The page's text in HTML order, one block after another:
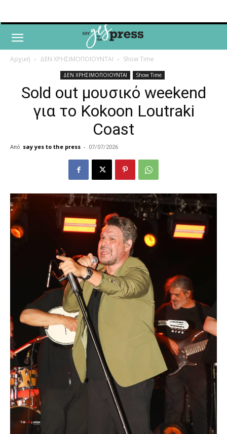
Αρχική ΔΕΝ ΧΡΗΣΙΜΟΠΟΙΟΥΝΤΑΙ Show Time
ΔΕΝ ΧΡΗΣΙΜΟΠΟΙΟΥΝΤΑΙ Show Time
Sold out μουσικό weekend
για το Kokoon Loutraki
Coast
Από say yes to the press - 07/07/2026